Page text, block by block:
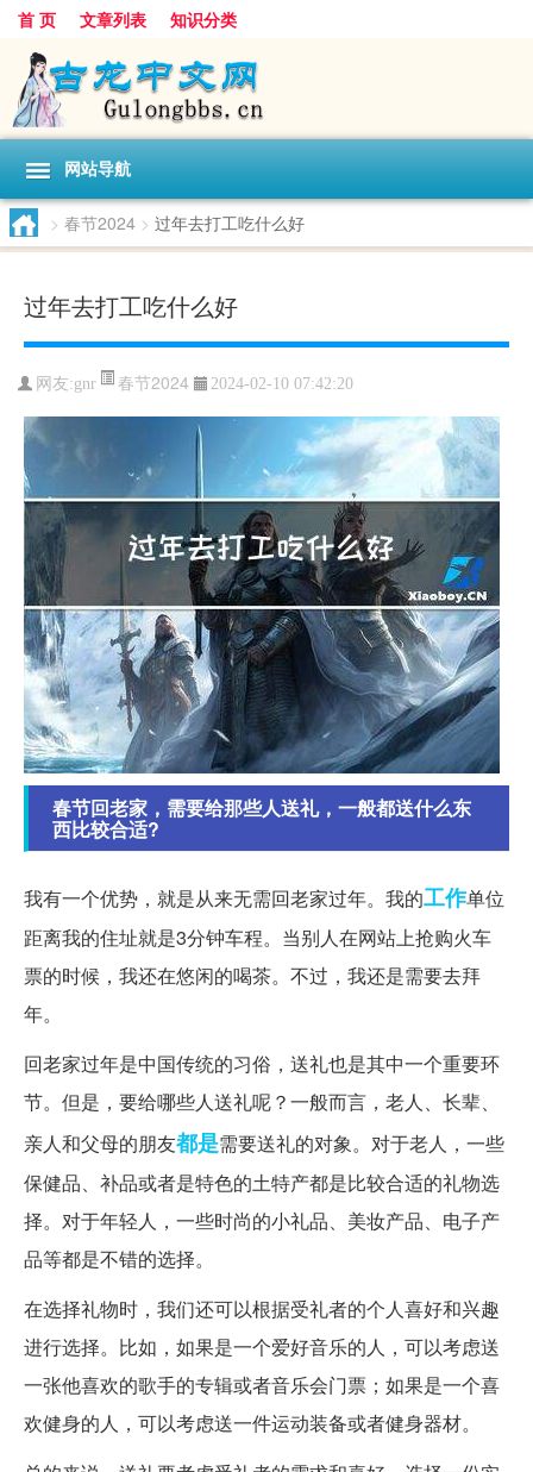
首 页 文章列表 知识分类
网站导航
> 春节2024 > 过年去打工吃什么好
过年去打工吃什么好
网友:gnr 春节2024 2024-02-10 07:42:20
春节回老家，需要给那些人送礼，一般都送什么东
西比较合适?
我有一个优势，就是从来无需回老家过年。我的工作单位
距离我的住址就是3分钟车程。当别人在网站上抢购火车
票的时候，我还在悠闲的喝茶。不过，我还是需要去拜
年。
回老家过年是中国传统的习俗，送礼也是其中一个重要环
节。但是，要给哪些人送礼呢？一般而言，老人、长辈、
亲人和父母的朋友都是需要送礼的对象。对于老人，一些
保健品、补品或者是特色的土特产都是比较合适的礼物选
择。对于年轻人，一些时尚的小礼品、美妆产品、电子产
品等都是不错的选择。
在选择礼物时，我们还可以根据受礼者的个人喜好和兴趣
进行选择。比如，如果是一个爱好音乐的人，可以考虑送
一张他喜欢的歌手的专辑或者音乐会门票；如果是一个喜
欢健身的人，可以考虑送一件运动装备或者健身器材。